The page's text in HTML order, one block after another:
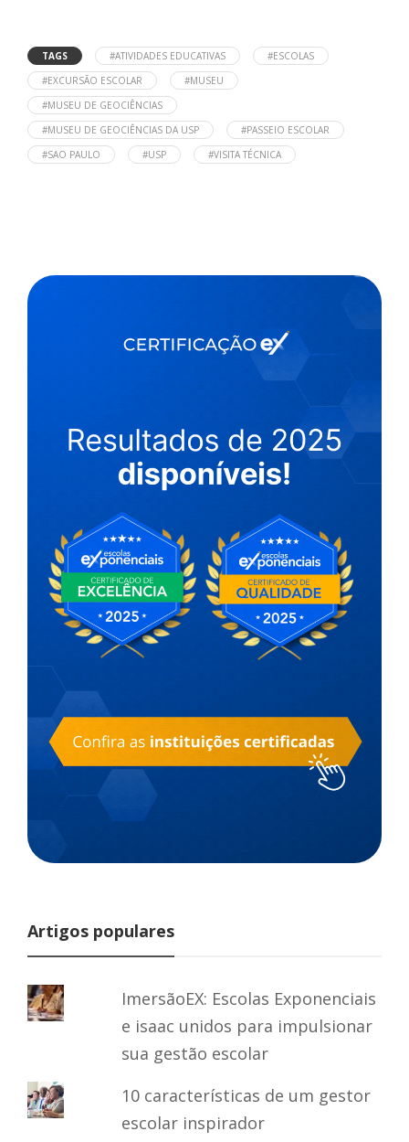
TAGS #ATIVIDADES EDUCATIVAS
#ESCOLAS
#EXCURSÃO ESCOLAR
#MUSEU
#MUSEU DE GEOCIÊNCIAS
#MUSEU DE GEOCIÊNCIAS DA USP
#PASSEIO ESCOLAR
#SAO PAULO
#USP #VISITA TÉCNICA
Artigos populares
ImersãoEX: Escolas Exponenciais
e isaac unidos para impulsionar
sua gestão escolar
10 características de um gestor
escolar inspirador